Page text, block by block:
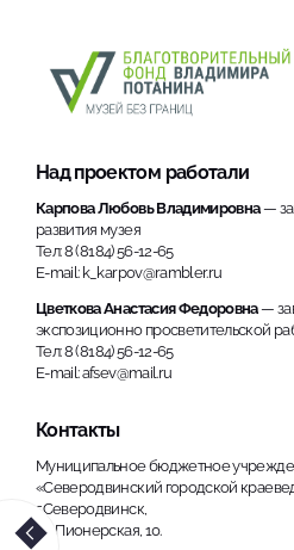
Над проектом работали
Карпова Любовь Владимировна—
развития музея
Тел: 8 (8184) 56-12-65
E-mail: k_karpov@rambler.ru
Цветкова Анастасия Федоровна—
экспозиционно просветительской
Тел: 8 (8184) 56-12-65
E-mail: afsev@mail.ru
Контакты
Муниципальное бюджетное
«Северодвинский городской
г.Северодвинск,
ул. Пионерская, 10.